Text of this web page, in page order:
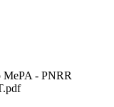
- PNRR